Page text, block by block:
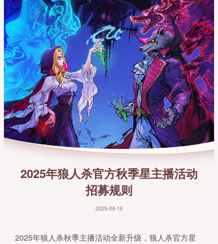
2025年狼人杀官方秋季星主播活动
招募规则
2025-09-15
2025年狼人杀秋季主播活动全新升级，狼人杀官方星